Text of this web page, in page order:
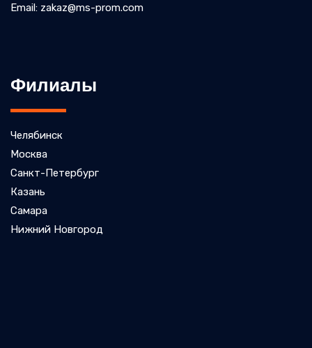
Email: zakaz@ms-prom.com
Филиалы
Челябинск
Москва
Санкт-Петербург
Казань
Самара
Нижний Новгород